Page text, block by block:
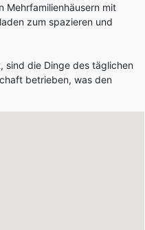
Mehrfamilienhäusern mit
zum spazieren und
sind die Dinge des täglichen
betrieben, was den